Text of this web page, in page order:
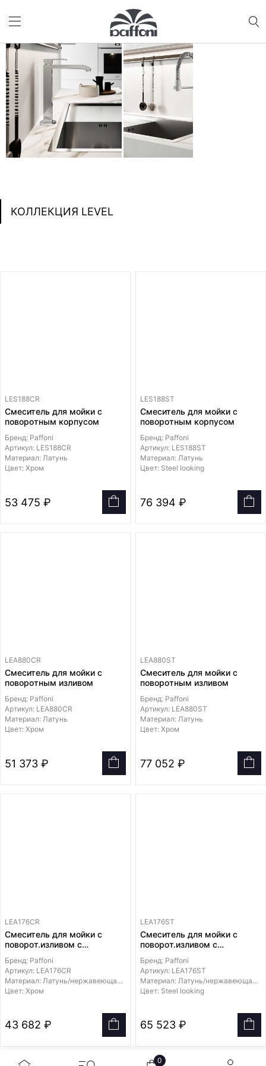
КОЛЛЕКЦИЯ LEVEL
LES188CR
Смеситель для мойки с
поворотным корпусом
Бренд: Paffoni
Артикул: LES188CR
Материал: Латунь
Цвет: Хром
53 475 ₽
LES188ST
Смеситель для мойки с
поворотным корпусом
Бренд: Paffoni
Артикул: LES188ST
Материал: Латунь
Цвет: Steel looking
76 394 ₽
LEA880CR
Смеситель для мойки с
поворотным изливом
Бренд: Paffoni
Артикул: LEA880CR
Материал: Латунь
Цвет: Хром
51 373 ₽
LEA880ST
Смеситель для мойки с
поворотным изливом
Бренд: Paffoni
Артикул: LEA880ST
Материал: Латунь
Цвет: Хром
77 052 ₽
LEA176CR
Смеситель для мойки с
поворот.изливом с
из металла
Бренд: Paffoni
Артикул: LEA176CR
Материал: Латунь/нержавеющая сталь
Цвет: Хром
43 682 ₽
LEA176ST
Смеситель для мойки с
поворот.изливом с
из металла
Бренд: Paffoni
Артикул: LEA176ST
Материал: Латунь/нержавеющая сталь
Цвет: Steel looking
65 523 ₽
0